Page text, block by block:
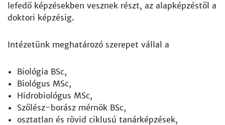
lefedő képzésekben vesznek részt, az alapképzéstől a
doktori képzésig.
Intézetünk meghatározó szerepet vállal a
Biológia BSc,
Biológus MSc,
Hidrobiológus MSc,
Szőlész-borász mérnök BSc,
osztatlan és rövid ciklusú tanárképzések,